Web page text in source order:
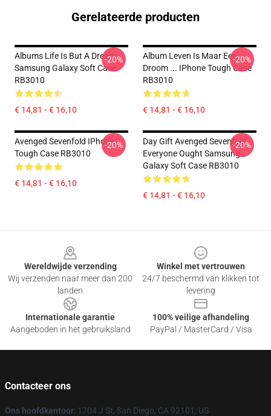
Gerelateerde producten
Albums Life Is But A Dream
Samsung Galaxy Soft Case
RB3010
€ 14,81 - € 16,10
-20%
Album Leven Is Maar Een
Droom ... IPhone Tough Case
RB3010
€ 14,81 - € 16,10
-20%
Avenged Sevenfold IPhone
Tough Case RB3010
€ 14,81 - € 16,10
-20%
Day Gift Avenged Sevenfold
Everyone Ought Samsung
Galaxy Soft Case RB3010
€ 14,81 - € 16,10
-20%
Wereldwijde verzending
Wij verzenden naar meer dan 200
landen
Winkel met vertrouwen
24/7 beschermd van klikken tot
levering
Internationale garantie
Aangeboden in het gebruiksland
100% veilige afhandeling
PayPal / MasterCard / Visa
Contacteer ons
Ons hoofdkantoor: 1704 J St, San Diego, CA 92101, US